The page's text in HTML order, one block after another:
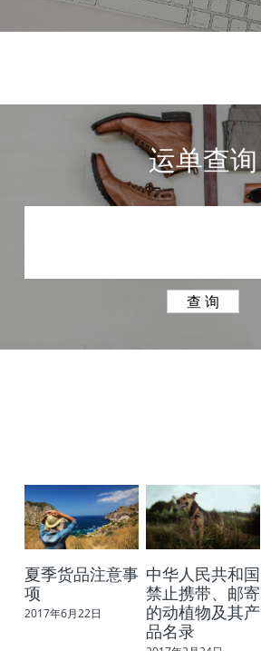
运单查询
夏季货品注意事
项
2017年6月22日
中华人民共和国
禁止携带、邮寄
的动植物及其产
品名录